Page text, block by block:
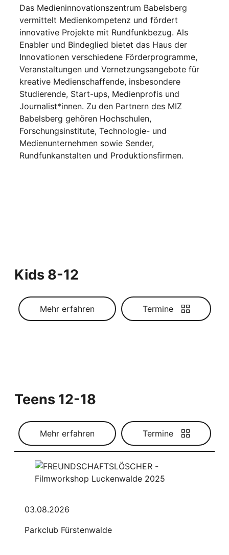
Das Medieninnovationszentrum Babelsberg
vermittelt Medienkompetenz und fördert
innovative Projekte mit Rundfunkbezug. Als
Enabler und Bindeglied bietet das Haus der
Innovationen verschiedene Förderprogramme,
Veranstaltungen und Vernetzungsangebote für
kreative Medienschaffende, insbesondere
Studierende, Start-ups, Medienprofis und
Journalist*innen. Zu den Partnern des MIZ
Babelsberg gehören Hochschulen,
Forschungsinstitute, Technologie- und
Medienunternehmen sowie Sender,
Rundfunkanstalten und Produktionsfirmen.
Kids 8-12
Mehr erfahren Termine
Teens 12-18
Mehr erfahren Termine
03.08.2026
Parkclub Fürstenwalde